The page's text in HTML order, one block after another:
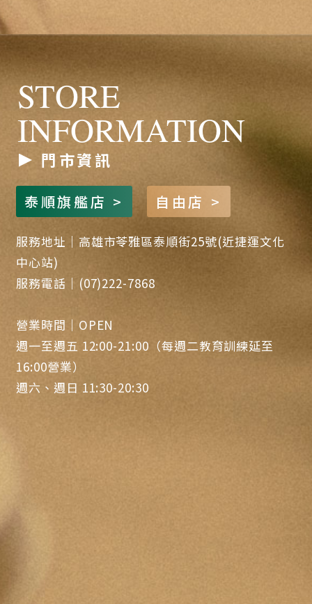
泰順旗艦店 >
STORE
INFORMATION
門市資訊
自由店 >
服務地址｜高雄市苓雅區泰順街25號(近捷運文化
中心站)
服務電話｜(07)222-7868
營業時間｜OPEN
週一至週五 12:00-21:00（每週二教育訓練延至
16:00營業）
週六、週日 11:30-20:30